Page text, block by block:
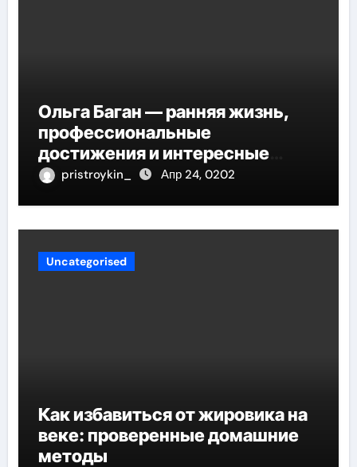
Ольга Баган — ранняя жизнь,
профессиональные
достижения и интересные
факты
pristroykin_ Апр 24, 0202
Uncategorised
Как избавиться от жировика на
веке: проверенные домашние
методы